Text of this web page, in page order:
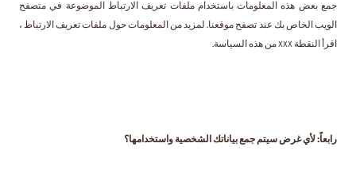
جمع بعض هذه المعلومات باستخدام ملفات تعريف الارتباط الموضوعة في متصفح
الويب الخاص بك عند تصفح موقعنا. لمزيد من المعلومات حول ملفات تعريف الارتباط ،
اقرأ النقطة xxx من هذه السياسة.
رابعاً: لأي غرض سيتم جمع بياناتك الشخصية واستخدامها؟